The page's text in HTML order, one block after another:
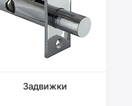
Задвижки